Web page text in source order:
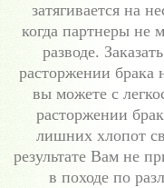
затягивается на
когда партнеры не
разводе.
расторжении
вы можете с
расторжении
лишних хлопот
результате Вам не
в походе по